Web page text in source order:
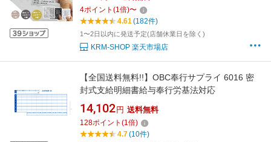
ル キーボード ノートPC対応 貼るだけ簡単 作
業効率アップ ステッカー
4ポイント (1倍)〜
4.61(182件)
1〜2日以内に発送予定(店舗休業日を除く)
KRM-SHOP 楽天市場店
【全国送料無料!!】OBC奉行サプライ 6016 密
封式支給明細書給与奉行労基法対応
14,102 円 送料無料
128ポイント (1倍)
4.7(10件)